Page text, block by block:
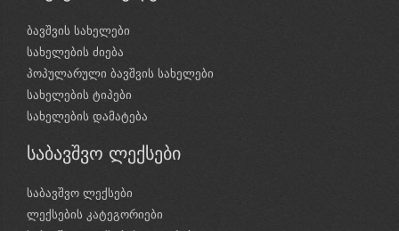
ბავშვის სახელები
სახელების ძიება
პოპულარული ბავშვის სახელები
სახელების ტიპები
სახელების დამატება
საბავშვო ლექსები
საბავშვო ლექსები
ლექსების კატეგორიები